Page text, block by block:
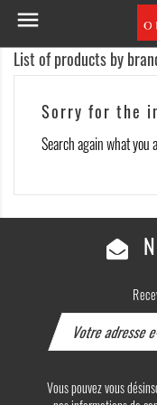

List of products by
Sorry for the
Search again what you
Vous pouvez vous